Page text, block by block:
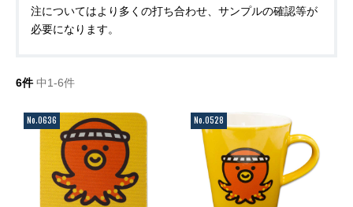
注についてはより多くの打ち合わせ、サンプルの確認等が
必要になります。
6件 中1-6件
No.0636 No.0528